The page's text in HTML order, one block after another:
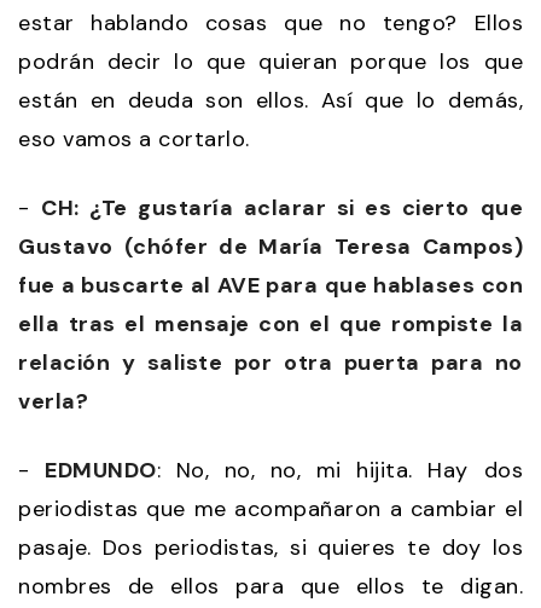
estar hablando cosas que no tengo? Ellos
podrán decir lo que quieran porque los que
están en deuda son ellos. Así que lo demás,
eso vamos a cortarlo.
- CH: ¿Te gustaría aclarar si es cierto que
Gustavo (chófer de María Teresa Campos)
fue a buscarte al AVE para que hablases con
ella tras el mensaje con el que rompiste la
relación y saliste por otra puerta para no
verla?
- EDMUNDO: No, no, no, mi hijita. Hay dos
periodistas que me acompañaron a cambiar el
pasaje. Dos periodistas, si quieres te doy los
nombres de ellos para que ellos te digan.